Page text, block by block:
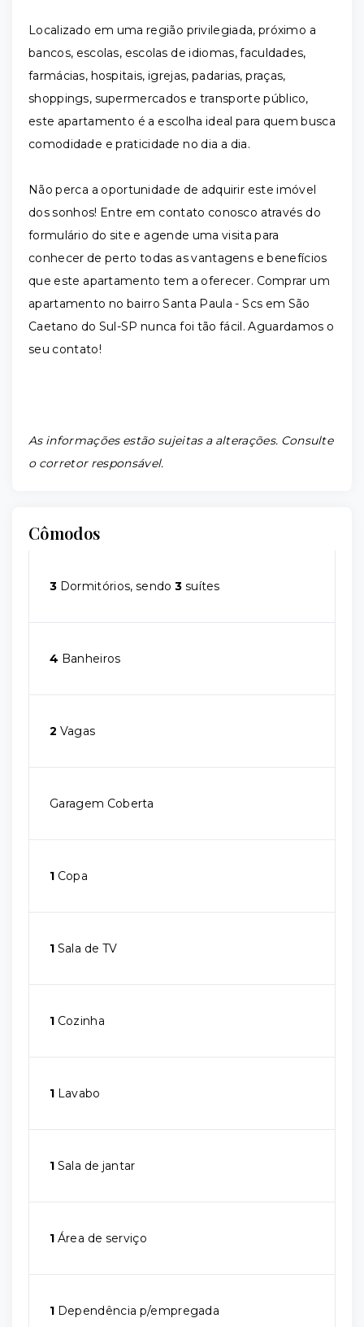
Localizado em uma região privilegiada, próximo a
bancos, escolas, escolas de idiomas, faculdades,
farmácias, hospitais, igrejas, padarias, praças,
shoppings, supermercados e transporte público,
este apartamento é a escolha ideal para quem busca
comodidade e praticidade no dia a dia.
Não perca a oportunidade de adquirir este imóvel
dos sonhos! Entre em contato conosco através do
formulário do site e agende uma visita para
conhecer de perto todas as vantagens e benefícios
que este apartamento tem a oferecer. Comprar um
apartamento no bairro Santa Paula - Scs em São
Caetano do Sul-SP nunca foi tão fácil. Aguardamos o
seu contato!
As informações estão sujeitas a alterações. Consulte
o corretor responsável.
Cômodos
3 Dormitórios, sendo3 suítes
4 Banheiros
2 Vagas
Garagem Coberta
1 Copa
1 Sala de TV
1 Cozinha
1 Lavabo
1 Sala de jantar
1 Área de serviço
1 Dependência p/empregada